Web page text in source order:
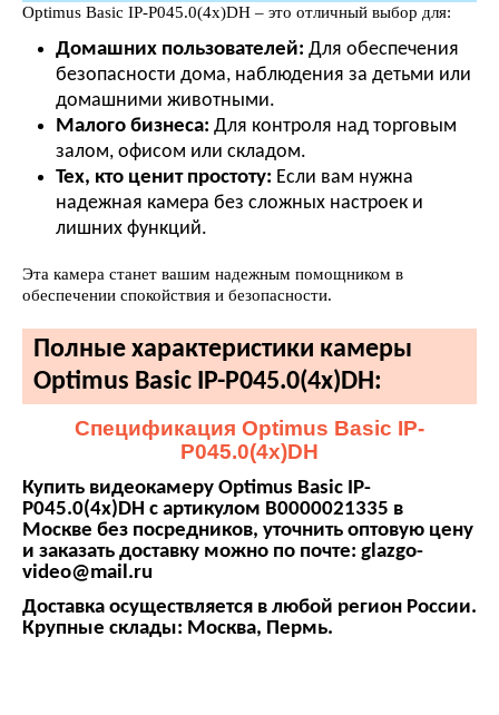
Optimus Basic IP-P045.0(4x)DH – это отличный выбор для:
Домашних пользователей: Для обеспечения
безопасности дома, наблюдения за детьми или
домашними животными.
Малого бизнеса: Для контроля над торговым
залом, офисом или складом.
Тех, кто ценит простоту: Если вам нужна
надежная камера без сложных настроек и
лишних функций.
Эта камера станет вашим надежным помощником в
обеспечении спокойствия и безопасности.
Полные характеристики камеры
Optimus Basic IP-P045.0(4x)DH:
Спецификация Optimus Basic IP-
P045.0(4x)DH
Купить видеокамеру Optimus Basic IP-
P045.0(4x)DH с артикулом В0000021335 в
Москве без посредников, уточнить оптовую цену
и заказать доставку можно по почте: glazgo-
video@mail.ru
Доставка осуществляется в любой регион России.
Крупные склады: Москва, Пермь.